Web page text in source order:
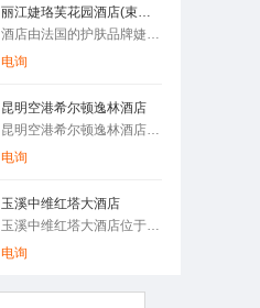
丽江婕珞芙花园酒店(束河古镇店)Lijiang Jieluofu Garden Hotel (Shuhe Ancient Town)
酒店由法国的护肤品牌婕珞芙打造，坐落于◎東河古镇，游玩景点及…
电询
昆明空港希尔顿逸林酒店
昆明空港希尔顿逸林酒店位于云南滇中新区昆明空港经济区，距离昆…
电询
玉溪中维红塔大酒店
玉溪中维红塔大酒店位于云南省玉溪市红塔区红塔大道32号，是由…
电询